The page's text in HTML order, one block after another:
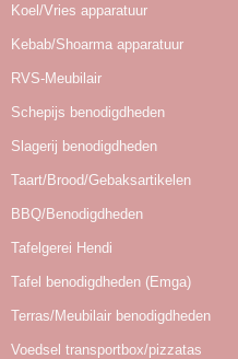
Koel/Vries apparatuur
Kebab/Shoarma apparatuur
RVS-Meubilair
Schepijs benodigdheden
Slagerij benodigdheden
Taart/Brood/Gebaksartikelen
BBQ/Benodigdheden
Tafelgerei Hendi
Tafel benodigdheden (Emga)
Terras/Meubilair benodigdheden
Voedsel transportbox/pizzatas